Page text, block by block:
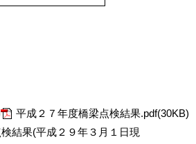
平成２７年度橋梁点検結果.pdf(30KB)
結果(平成２９年３月１日現